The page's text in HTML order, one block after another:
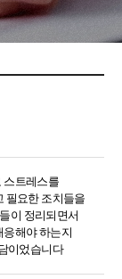
스트레스를
필요한 조치들을
이 정리되면서
해야 하는지
이었습니다